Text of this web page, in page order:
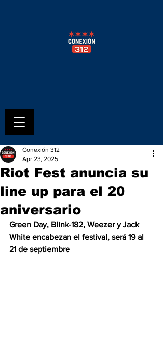
Riot Fest anuncia su
line up para el 20
aniversario
Conexión 312
Apr 23, 2025
Green Day, Blink-182, Weezer y Jack
White encabezan el festival, será 19 al
21 de septiembre